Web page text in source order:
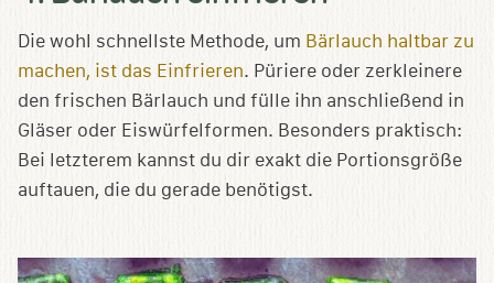
Die wohl schnellste Methode, um Bärlauch haltbar zu
machen, ist das Einfrieren. Püriere oder zerkleinere
den frischen Bärlauch und fülle ihn anschließend in
Gläser oder Eiswürfelformen. Besonders praktisch:
Bei letzterem kannst du dir exakt die Portionsgröße
auftauen, die du gerade benötigst.